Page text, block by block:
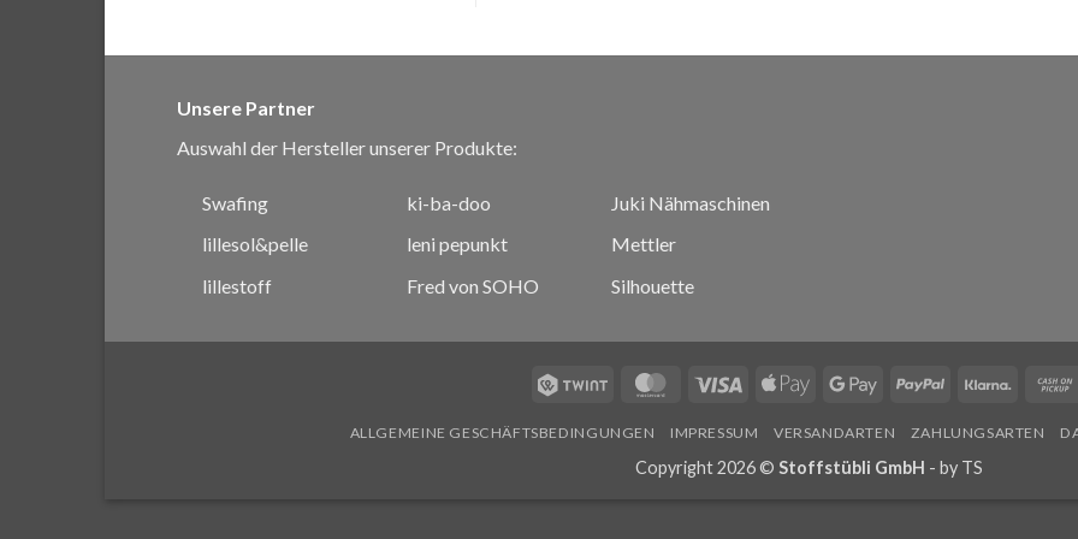
Unsere Partner
Auswahl der Hersteller unserer Produkte:
Swafing
lillesol&pelle
lillestoff
ki-ba-doo
leni pepunkt
Fred von SOHO
Juki Nähmaschinen
Mettler
Silhouette
Twint MasterCard
Visa
Apple
Google PayPal Klarna
ALLGEMEINE GESCHÄFTSBEDINGUNGEN IMPRESSUM VERSANDARTEN ZAHLUNGSARTEN
Copyright 2026 © Stoffstübli GmbH - by TS